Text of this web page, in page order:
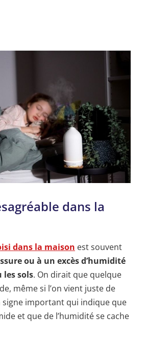
dans la
dans la maison est souvent
ou à un excès d’humidité
les sols. On dirait que quelque
même si l’on vient juste de
signe important qui indique que
et que de l’humidité se cache